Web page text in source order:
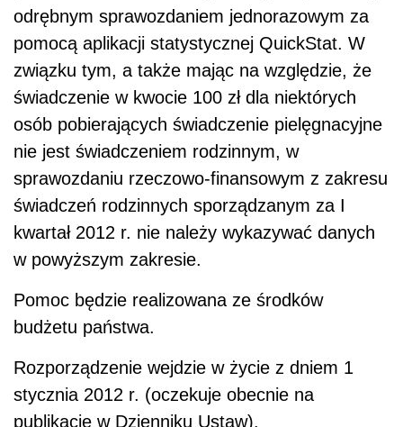
odrębnym sprawozdaniem jednorazowym za
pomocą aplikacji statystycznej QuickStat. W
związku tym, a także mając na względzie, że
świadczenie w kwocie 100 zł dla niektórych
osób pobierających świadczenie pielęgnacyjne
nie jest świadczeniem rodzinnym, w
sprawozdaniu rzeczowo-finansowym z zakresu
świadczeń rodzinnych sporządzanym za I
kwartał 2012 r. nie należy wykazywać danych
w powyższym zakresie.
Pomoc będzie realizowana ze środków
budżetu państwa.
Rozporządzenie wejdzie w życie z dniem 1
stycznia 2012 r. (oczekuje obecnie na
publikację w Dzienniku Ustaw).